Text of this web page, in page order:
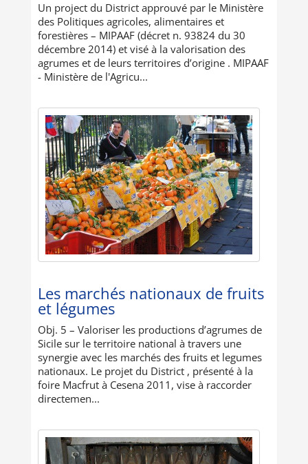
Un project du District approuvé par le Ministère
des Politiques agricoles, alimentaires et
forestières – MIPAAF (décret n. 93824 du 30
décembre 2014) et visé à la valorisation des
agrumes et de leurs territoires d’origine . MIPAAF
- Ministère de l'Agricu...
Les marchés nationaux de fruits
et légumes
Obj. 5 – Valoriser les productions d’agrumes de
Sicile sur le territoire national à travers une
synergie avec les marchés des fruits et legumes
nationaux. Le projet du District , présenté à la
foire Macfrut à Cesena 2011, vise à raccorder
directemen...